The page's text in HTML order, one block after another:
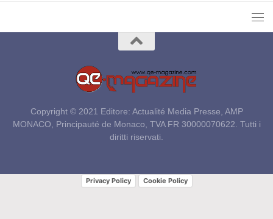
Copyright © 2021 Editore: Actualité Media Presse, AMP
MONACO, Principauté de Monaco, TVA FR 30000070622. Tutti i
diritti riservati.
Privacy Policy Cookie Policy